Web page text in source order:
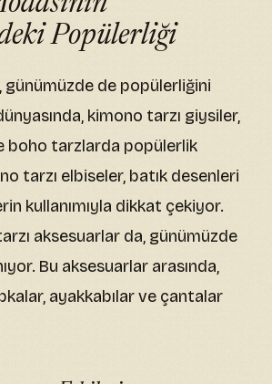
Popülerliği
günümüzde de popülerliğini
kimono tarzı giysiler,
boho tarzlarda popülerlik
tarzı elbiseler, batık desenleri
kullanımıyla dikkat çekiyor.
aksesuarlar da, günümüzde
Bu aksesuarlar arasında,
ayakkabılar ve çantalar